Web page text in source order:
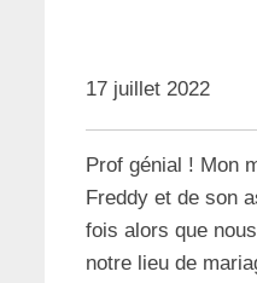
17 juillet 2022
Prof génial ! Mon
Freddy et de son
fois alors que
notre lieu de